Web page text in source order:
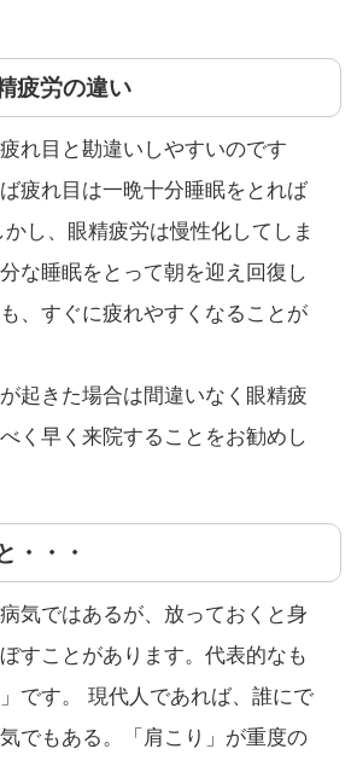
精疲労の違い
れ目と勘違いしやすいのです
疲れ目は一晩十分睡眠をとれば
し、眼精疲労は慢性化してしま
な睡眠をとって朝を迎え回復し
、すぐに疲れやすくなることが
起きた場合は間違いなく眼精疲
く早く来院することをお勧めし
・・・
気ではあるが、放っておくと身
すことがあります。代表的なも
です。 現代人であれば、誰にで
でもある。「肩こり」が重度の